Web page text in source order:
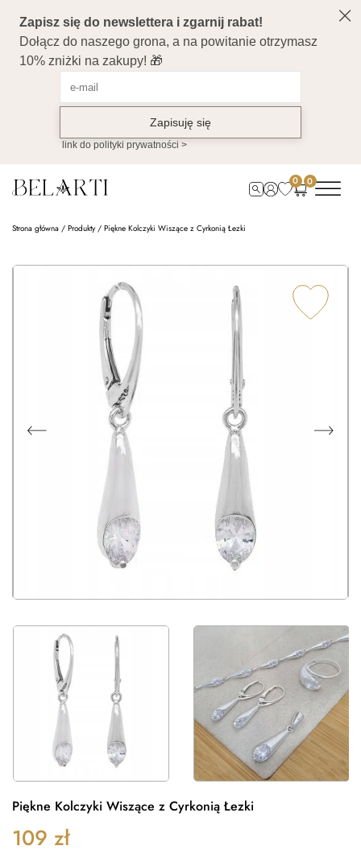
0 0
Strona główna / Produkty/ Piękne Kolczyki Wiszące z Cyrkonią Łezki
Piękne Kolczyki Wiszące z Cyrkonią Łezki
109 zł